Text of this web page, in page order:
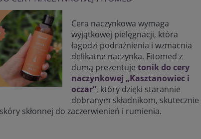
Cera naczynkowa wymaga
wyjątkowej pielęgnacji, która
łagodzi podrażnienia i wzmacnia
delikatne naczynka. Fitomed z
dumą prezentuje tonik do cery
naczynkowej „Kasztanowiec i
oczar”, który dzięki starannie
dobranym składnikom, skutecznie
skłonnej do zaczerwienień i rumienia.